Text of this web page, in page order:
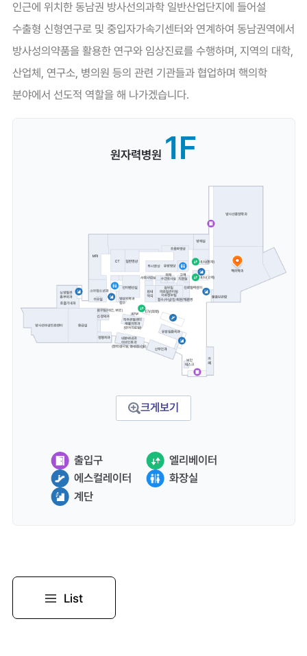
인근에 위치한 동남권 방사선의과학 일반산업단지에 들어설
수출형 신형연구로 및 중입자가속기센터와 연계하여 동남권역에서
방사성의약품을 활용한 연구와 임상진료를 수행하며, 지역의 대학,
산업체, 연구소, 병의원 등의 관련 기관들과 협업하며 핵의학
분야에서 선도적 역할을 해 나가겠습니다.
원자력병원 1F
크게보기
출입구
엘리베이터
에스컬레이터
화장실
계단
List